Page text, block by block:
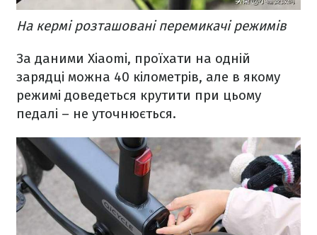
На кермі розташовані перемикачі режимів
За даними Xiaomi, проїхати на одній
зарядці можна 40 кілометрів, але в якому
режимі доведеться крутити при цьому
педалі – не уточнюється.